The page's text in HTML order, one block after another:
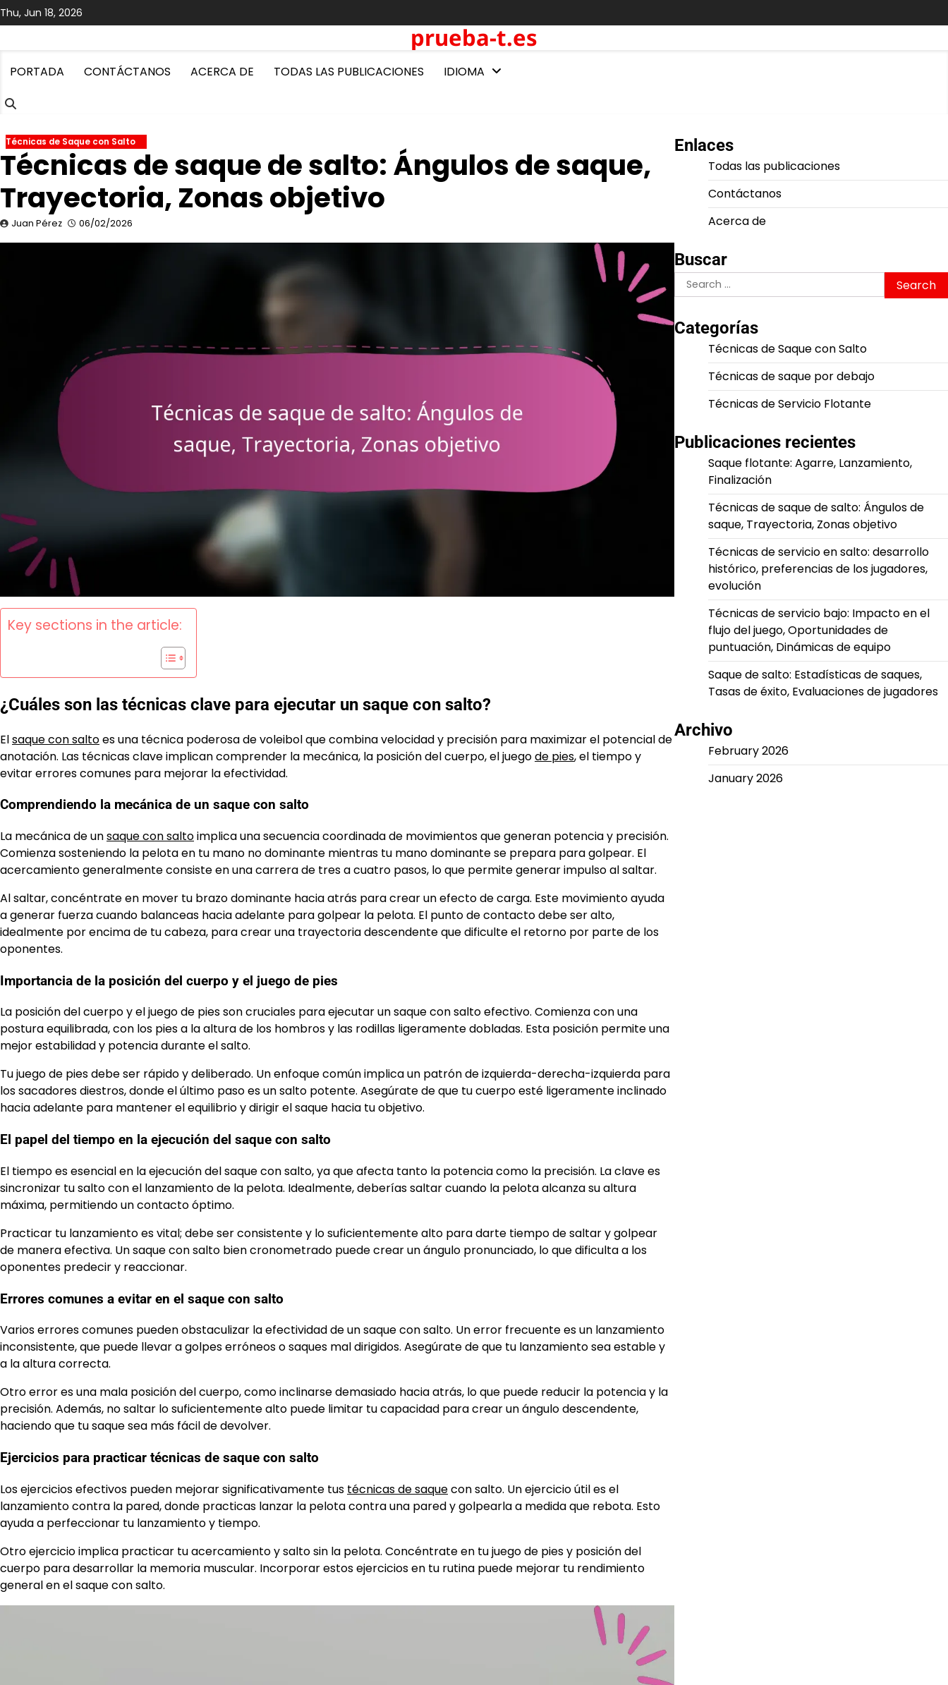
Skip
to
Thu, Jun 18, 2026
prueba-t.es
PORTADA CONTÁCTANOS ACERCA DE TODAS LAS PUBLICACIONES IDIOMA
Técnicas de Saque con Salto
Técnicas de saque de salto: Ángulos de saque,
Trayectoria, Zonas objetivo
Juan Pérez 06/02/2026
Key sections in the article:
¿Cuáles son las técnicas clave para ejecutar un saque con salto?
Elsaque con saltoes una técnica poderosa de voleibol que combina velocidad y precisión para maximizar el potencial de
anotación. Las técnicas clave implican comprender la mecánica, la posición del cuerpo, el juegode pies, el tiempo y
evitar errores comunes para mejorar la efectividad.
Comprendiendo la mecánica de un saque con salto
La mecánica de unsaque con saltoimplica una secuencia coordinada de movimientos que generan potencia y precisión.
Comienza sosteniendo la pelota en tu mano no dominante mientras tu mano dominante se prepara para golpear. El
acercamiento generalmente consiste en una carrera de tres a cuatro pasos, lo que permite generar impulso al saltar.
Al saltar, concéntrate en mover tu brazo dominante hacia atrás para crear un efecto de carga. Este movimiento ayuda
a generar fuerza cuando balanceas hacia adelante para golpear la pelota. El punto de contacto debe ser alto,
idealmente por encima de tu cabeza, para crear una trayectoria descendente que dificulte el retorno por parte de los
oponentes.
Importancia de la posición del cuerpo y el juego de pies
La posición del cuerpo y el juego de pies son cruciales para ejecutar un saque con salto efectivo. Comienza con una
postura equilibrada, con los pies a la altura de los hombros y las rodillas ligeramente dobladas. Esta posición permite una
mejor estabilidad y potencia durante el salto.
Tu juego de pies debe ser rápido y deliberado. Un enfoque común implica un patrón de izquierda-derecha-izquierda para
los sacadores diestros, donde el último paso es un salto potente. Asegúrate de que tu cuerpo esté ligeramente inclinado
hacia adelante para mantener el equilibrio y dirigir el saque hacia tu objetivo.
El papel del tiempo en la ejecución del saque con salto
El tiempo es esencial en la ejecución del saque con salto, ya que afecta tanto la potencia como la precisión. La clave es
sincronizar tu salto con el lanzamiento de la pelota. Idealmente, deberías saltar cuando la pelota alcanza su altura
máxima, permitiendo un contacto óptimo.
Practicar tu lanzamiento es vital; debe ser consistente y lo suficientemente alto para darte tiempo de saltar y golpear
de manera efectiva. Un saque con salto bien cronometrado puede crear un ángulo pronunciado, lo que dificulta a los
oponentes predecir y reaccionar.
Errores comunes a evitar en el saque con salto
Varios errores comunes pueden obstaculizar la efectividad de un saque con salto. Un error frecuente es un lanzamiento
inconsistente, que puede llevar a golpes erróneos o saques mal dirigidos. Asegúrate de que tu lanzamiento sea estable y
a la altura correcta.
Otro error es una mala posición del cuerpo, como inclinarse demasiado hacia atrás, lo que puede reducir la potencia y la
precisión. Además, no saltar lo suficientemente alto puede limitar tu capacidad para crear un ángulo descendente,
haciendo que tu saque sea más fácil de devolver.
Ejercicios para practicar técnicas de saque con salto
Los ejercicios efectivos pueden mejorar significativamente tus técnicas de saquecon salto. Un ejercicio útil es el
lanzamiento contra la pared, donde practicas lanzar la pelota contra una pared y golpearla a medida que rebota. Esto
ayuda a perfeccionar tu lanzamiento y tiempo.
Otro ejercicio implica practicar tu acercamiento y salto sin la pelota. Concéntrate en tu juego de pies y posición del
cuerpo para desarrollar la memoria muscular. Incorporar estos ejercicios en tu rutina puede mejorar tu rendimiento
general en el saque con salto.
Enlaces
Todas las publicaciones
Contáctanos
Acerca de
Buscar
Search
for:
Categorías
Técnicas de Saque con Salto
Técnicas de saque por debajo
Técnicas de Servicio Flotante
Publicaciones recientes
Saque flotante: Agarre, Lanzamiento,
Finalización
Técnicas de saque de salto: Ángulos de
saque, Trayectoria, Zonas objetivo
Técnicas de servicio en salto: desarrollo
histórico, preferencias de los jugadores,
evolución
Técnicas de servicio bajo: Impacto en el
flujo del juego, Oportunidades de
puntuación, Dinámicas de equipo
Saque de salto: Estadísticas de saques,
Tasas de éxito, Evaluaciones de jugadores
Archivo
February 2026
January 2026